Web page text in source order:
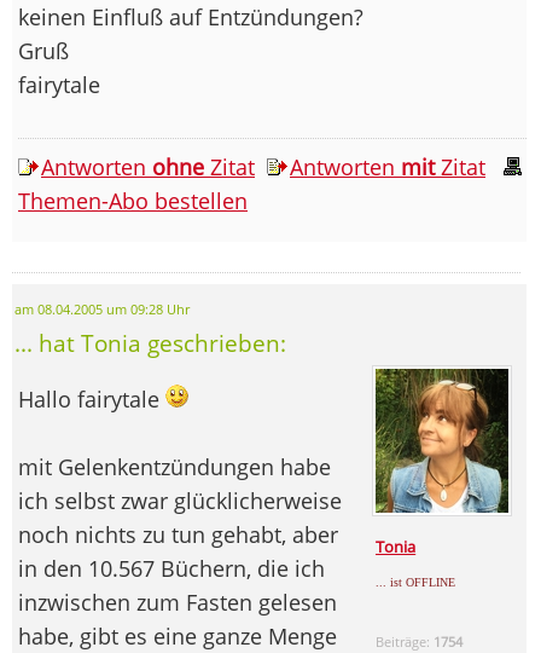
keinen Einfluß auf Entzündungen?
Gruß
fairytale
Antworten ohne Zitat Antworten mitZitat
Themen-Abo bestellen
am 08.04.2005 um 09:28 Uhr
... hat Tonia geschrieben:
Tonia
... ist OFFLINE
Beiträge: 1754
Hallo fairytale
mit Gelenkentzündungen habe
ich selbst zwar glücklicherweise
noch nichts zu tun gehabt, aber
in den 10.567 Büchern, die ich
inzwischen zum Fasten gelesen
habe, gibt es eine ganze Menge